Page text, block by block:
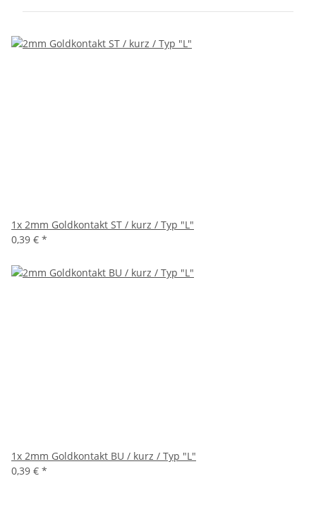
1x 2mm Goldkontakt ST / kurz / Typ "L"
0,39 € *
1x 2mm Goldkontakt BU / kurz / Typ "L"
0,39 € *